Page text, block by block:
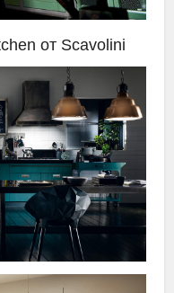
от Scavolini